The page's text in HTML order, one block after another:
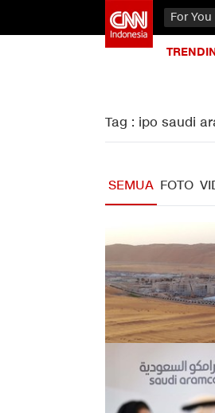
For You
Tag : ipo saudi
SEMUA FOTO